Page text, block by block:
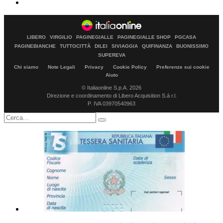
LIBERO VIRGILIO PAGINEGIALLE PAGINEGIALLE SHOP
PGCASA
PAGINEBIANCHE
TUTTOCITTÀ DILEI SIVIAGGIA QUIFINANZA
BUONISSIMO
SUPEREVA
Chi siamo Note Legali Privacy Cookie Policy
Preferenze sui cookie
Aiuto
© Italiaonline S.p.A. 2026
Direzione e coordinamento di Libero Acquisition S.á r.l.
P. IVA 03970540963